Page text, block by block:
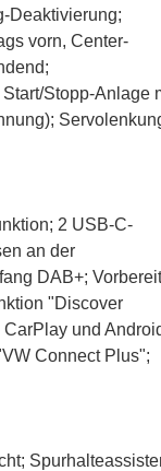
Deaktivierung;
vorn, Center-
Stopp-Anlage
; 2 USB-C-
an der
DAB+;
"Discover
und
Connect Plus";